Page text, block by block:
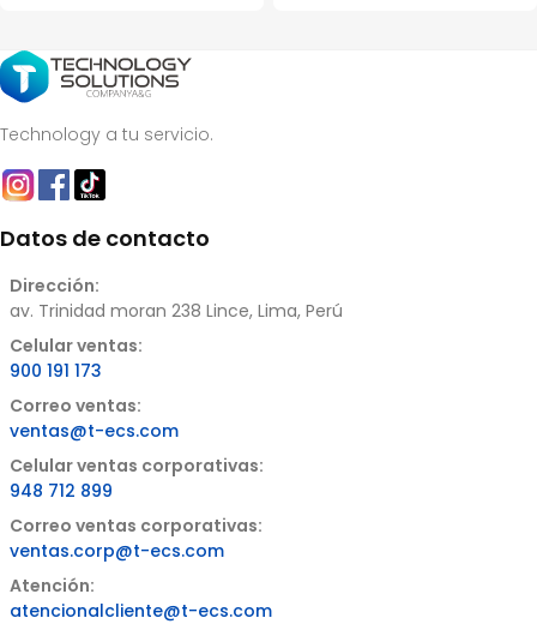
Technology a tu servicio.
Datos de contacto
Dirección:
av. Trinidad moran 238 Lince, Lima, Perú
Celular ventas:
900 191 173
Correo ventas:
ventas@t-ecs.com
Celular ventas corporativas:
948 712 899
Correo ventas corporativas:
ventas.corp@t-ecs.com
Atención:
atencionalcliente@t-ecs.com